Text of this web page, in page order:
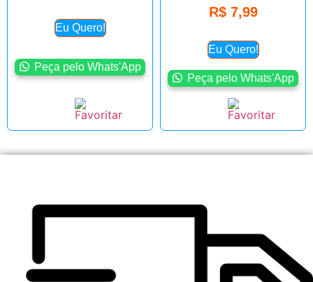
Eu Quero!
Peça pelo Whats'App
R$7,99
Eu Quero!
Peça pelo Whats'App